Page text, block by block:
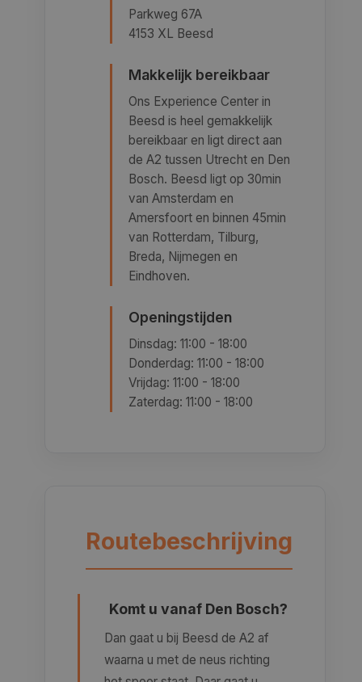
Parkweg 67A
4153 XL Beesd
Makkelijk bereikbaar
Ons Experience Center in
Beesd is heel gemakkelijk
bereikbaar en ligt direct aan
de A2 tussen Utrecht en Den
Bosch. Beesd ligt op 30min
van Amsterdam en
Amersfoort en binnen 45min
van Rotterdam, Tilburg,
Breda, Nijmegen en
Eindhoven.
Openingstijden
Dinsdag: 11:00 - 18:00
Donderdag: 11:00 - 18:00
Vrijdag: 11:00 - 18:00
Zaterdag: 11:00 - 18:00
Routebeschrijving
Komt u vanaf Den Bosch?
Dan gaat u bij Beesd de A2 af
waarna u met de neus richting